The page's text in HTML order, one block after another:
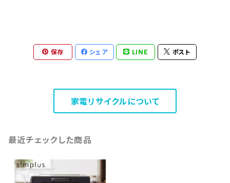
保存 シェア LINE ポスト
家電リサイクルについて
最近チェックした商品